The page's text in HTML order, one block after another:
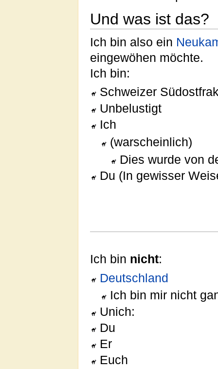
Und was ist das?
Ich bin also ein
eingewöhen möchte.
Ich bin:
Schweizer
Unbelustigt
Ich
(warscheinlich)
Dies wurde von
Du (In gewisser
Ich bin nicht:
Deutschland
Ich bin mir nicht
Unich:
Du
Er
Euch